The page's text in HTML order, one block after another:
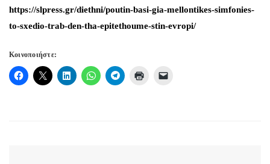
https://slpress.gr/diethni/poutin-basi-gia-mellontikes-simfonies-
to-sxedio-trab-den-tha-epitethoume-stin-evropi/
Κοινοποιήστε: